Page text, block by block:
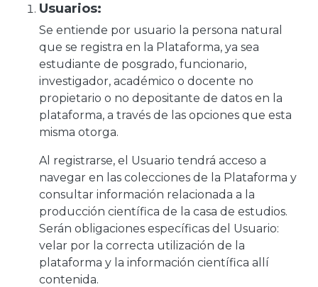
Usuarios:
Se entiende por usuario la persona natural
que se registra en la Plataforma, ya sea
estudiante de posgrado, funcionario,
investigador, académico o docente no
propietario o no depositante de datos en la
plataforma, a través de las opciones que esta
misma otorga.
Al registrarse, el Usuario tendrá acceso a
navegar en las colecciones de la Plataforma y
consultar información relacionada a la
producción científica de la casa de estudios.
Serán obligaciones específicas del Usuario:
velar por la correcta utilización de la
plataforma y la información científica allí
contenida.